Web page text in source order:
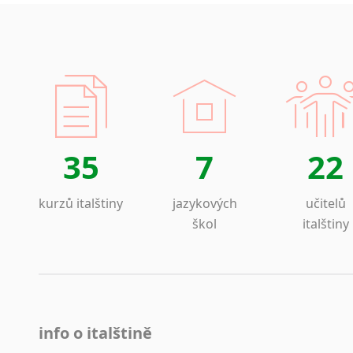
35
kurzů italštiny
7
jazykových
škol
22
učitelů
italštiny
info o italštině